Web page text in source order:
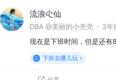
流浪尐仙
DBA @美丽的小壳壳 · 3年
现在是下班时间，但是还有
下班去哪儿玩